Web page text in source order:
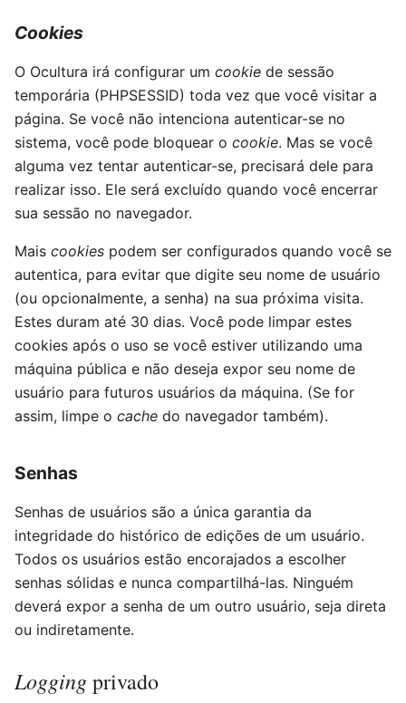
Cookies
O Ocultura irá configurar um cookie de sessão
temporária (PHPSESSID) toda vez que você visitar a
página. Se você não intenciona autenticar-se no
sistema, você pode bloquear o cookie. Mas se você
alguma vez tentar autenticar-se, precisará dele para
realizar isso. Ele será excluído quando você encerrar
sua sessão no navegador.
Mais cookies podem ser configurados quando você se
autentica, para evitar que digite seu nome de usuário
(ou opcionalmente, a senha) na sua próxima visita.
Estes duram até 30 dias. Você pode limpar estes
cookies após o uso se você estiver utilizando uma
máquina pública e não deseja expor seu nome de
usuário para futuros usuários da máquina. (Se for
assim, limpe o cache do navegador também).
Senhas
Senhas de usuários são a única garantia da
integridade do histórico de edições de um usuário.
Todos os usuários estão encorajados a escolher
senhas sólidas e nunca compartilhá-las. Ninguém
deverá expor a senha de um outro usuário, seja direta
ou indiretamente.
Loggingprivado